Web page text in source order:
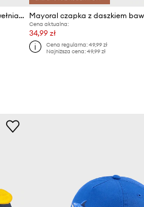
Mayoral czapka z daszkiem bawełniana dziecięca
Cena aktualna:
34,99 zł
Cena regularna: 49,99 zł
Najniższa cena: 49,99 zł